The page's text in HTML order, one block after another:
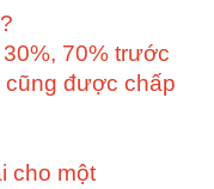
70% trước
cũng được chấp
cho một